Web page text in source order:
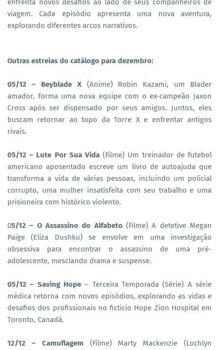
enfrenta novos desafios ao lado de seus companheiros de
viagem. Cada episódio apresenta uma nova aventura,
explorando diferentes arcos narrativos.
Outras estreias do catálogo para dezembro:
05/12 – Beyblade X (Anime) Robin Kazami, um Blader
amador, forma uma nova equipe com o ex-campeão Jaxon
Cross após ser dispensado por seus amigos. Juntos, eles
buscam retornar ao topo da Torre X e enfrentar antigos
rivais.
05/12 – Lute Por Sua Vida(Filme) Um treinador de futebol
americano aposentado escreve um livro de autoajuda que
transforma a vida de várias pessoas, incluindo um policial
corrupto, uma mulher insatisfeita com seu trabalho e uma
prisioneira com histórico violento.
05/12 – O Assassino do Alfabeto (Filme) A detetive Megan
Paige (Eliza Dushku) se envolve em uma investigação
obsessiva para encontrar o assassino de uma pré-
adolescente, mesclando drama e suspense.
05/12 – Saving Hope – Terceira Temporada (Série) A série
médica retorna com novos episódios, explorando as vidas e
desafios dos profissionais no fictício Hope Zion Hospital em
Toronto, Canadá.
12/12 – Camuflagem (Filme) Marty Mackenzie (Lochlyn